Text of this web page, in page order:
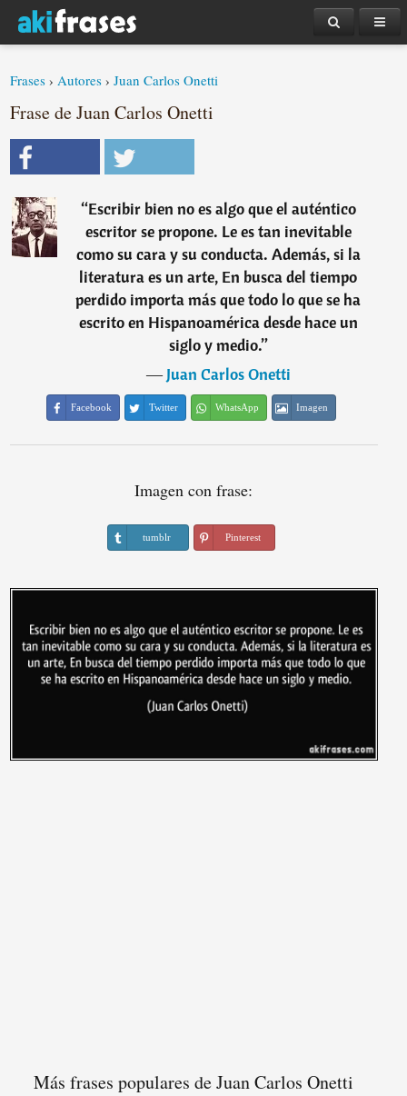
Frases ›Autores ›Juan Carlos Onetti
Frase de Juan Carlos Onetti
“Escribir bien no es algo que el auténtico
escritor se propone. Le es tan inevitable
como su cara y su conducta. Además, si la
literatura es un arte, En busca del tiempo
perdido importa más que todo lo que se ha
escrito en Hispanoamérica desde hace un
siglo y medio.”
―Juan Carlos Onetti
Facebook Twitter WhatsApp Imagen
Imagen con frase:
tumblr Pinterest
Más frases populares de Juan Carlos Onetti